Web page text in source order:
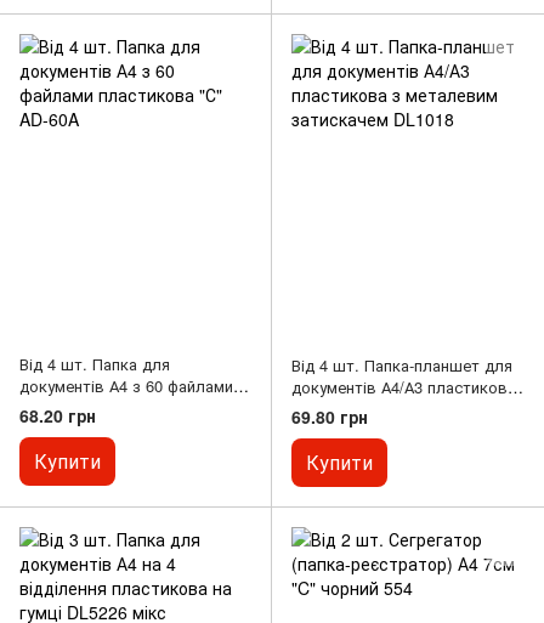
Від 4 шт. Папка для
документів А4 з 60 файлами
пластикова "С" AD-60A
68.20 грн
Купити
Від 4 шт. Папка-планшет для
документів А4/А3 пластикова
з металевим затискачем
DL1018
69.80 грн
Купити